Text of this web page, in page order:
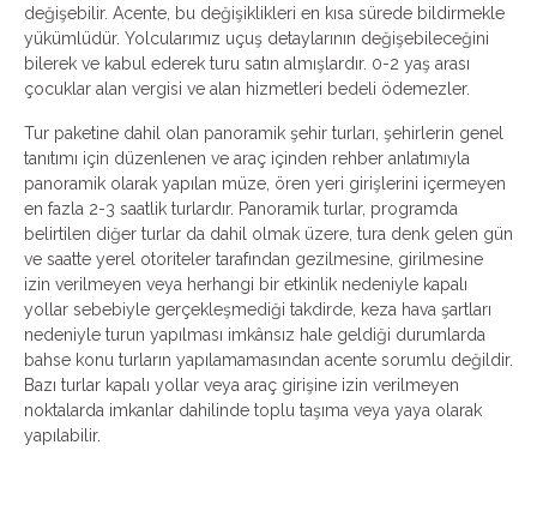
değişebilir. Acente, bu değişiklikleri en kısa sürede bildirmekle
yükümlüdür. Yolcularımız uçuş detaylarının değişebileceğini
bilerek ve kabul ederek turu satın almışlardır. 0-2 yaş arası
çocuklar alan vergisi ve alan hizmetleri bedeli ödemezler.
Tur paketine dahil olan panoramik şehir turları, şehirlerin genel
tanıtımı için düzenlenen ve araç içinden rehber anlatımıyla
panoramik olarak yapılan müze, ören yeri girişlerini içermeyen
en fazla 2-3 saatlik turlardır. Panoramik turlar, programda
belirtilen diğer turlar da dahil olmak üzere, tura denk gelen gün
ve saatte yerel otoriteler tarafından gezilmesine, girilmesine
izin verilmeyen veya herhangi bir etkinlik nedeniyle kapalı
yollar sebebiyle gerçekleşmediği takdirde, keza hava şartları
nedeniyle turun yapılması imkânsız hale geldiği durumlarda
bahse konu turların yapılamamasından acente sorumlu değildir.
Bazı turlar kapalı yollar veya araç girişine izin verilmeyen
noktalarda imkanlar dahilinde toplu taşıma veya yaya olarak
yapılabilir.